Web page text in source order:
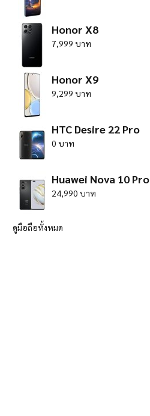
Honor X8
7,999 บาท
Honor X9
9,299 บาท
HTC Desire 22 Pro
0 บาท
Huawei Nova 10 Pro
24,990 บาท
ดูมือถือทั้งหมด